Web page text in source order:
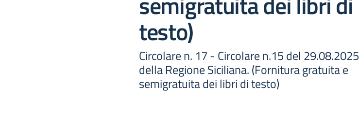
testo)
Circolare n. 17 - Circolare n.15 del 29.08.2025
della Regione Siciliana. (Fornitura gratuita e
semigratuita dei libri di testo)